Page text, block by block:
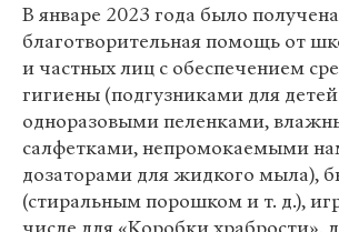
В январе 2023 года было получена
благотворительная помощь от
и частных лиц с обеспечением
гигиены (подгузниками для
одноразовыми пеленками,
салфетками, непромокаемыми
дозаторами для жидкого мыла),
(стиральным порошком и т. д.),